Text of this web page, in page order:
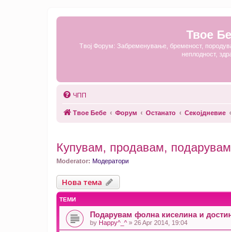
Твое
Твој Форум: Забременување, бременост,
неплодност,
ЧПП
Твое Бебе Форум Останато Секојдневие
Купувам, продавам, подарувам
Moderator: Модератори
Нова тема
ТЕМИ
Подарувам фолна киселина и
by Happy^_^ » 26 Apr 2014, 19:04